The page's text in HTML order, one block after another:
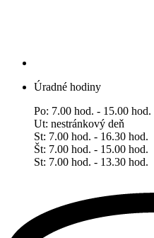
Úradné hodiny
Po: 7.00 hod. - 15.00 hod.
Ut: nestránkový deň
St: 7.00 hod. - 16.30 hod.
Št: 7.00 hod. - 15.00 hod.
​​​​​​​St: 7.00 hod. - 13.30 hod.